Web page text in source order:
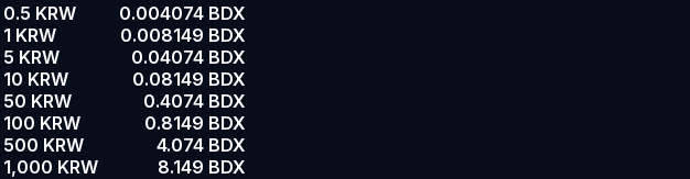
0.5 KRW
0.004074 BDX
1 KRW
0.008149 BDX
5 KRW
0.04074 BDX
10 KRW
0.08149 BDX
50 KRW
0.4074 BDX
100 KRW
0.8149 BDX
500 KRW
4.074 BDX
1,000 KRW
8.149 BDX